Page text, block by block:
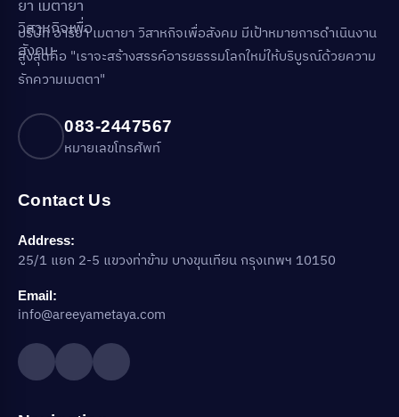
บริษัท อารียา เมตายา วิสาหกิจเพื่อสังคม มีเป้าหมายการดำเนินงาน
สูงสุดคือ "เราจะสร้างสรรค์อารยธรรมโลกใหม่ให้บริบูรณ์ด้วยความ
รักความเมตตา"
083-2447567
หมายเลขโทรศัพท์
Contact Us
Address:
25/1 แยก 2-5 แขวงท่าข้าม บางขุนเทียน กรุงเทพฯ 10150
Email:
info@areeyametaya.com